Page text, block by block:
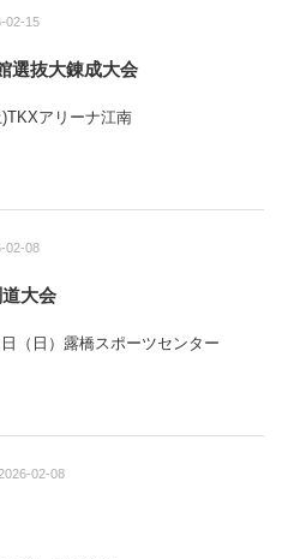
02-15
選抜大錬成大会
アリーナ江南
02-08
大会
（日）露橋スポーツセンター
2026-02-08